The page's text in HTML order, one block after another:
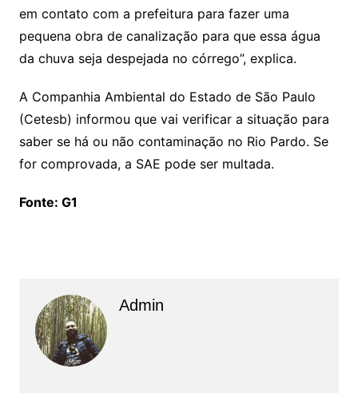
em contato com a prefeitura para fazer uma
pequena obra de canalização para que essa água
da chuva seja despejada no córrego”, explica.
A Companhia Ambiental do Estado de São Paulo
(Cetesb) informou que vai verificar a situação para
saber se há ou não contaminação no Rio Pardo. Se
for comprovada, a SAE pode ser multada.
Fonte: G1
Admin